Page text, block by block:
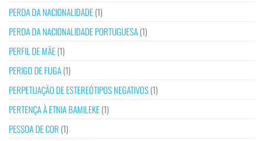
PERDA DA NACIONALIDADE(1)
PERDA DA NACIONALIDADE PORTUGUESA(1)
PERFIL DE MÃE(1)
PERIGO DE FUGA(1)
PERPETUAÇÃO DE ESTEREÓTIPOS NEGATIVOS(1)
PERTENÇA À ETNIA BAMILEKE(1)
PESSOA DE COR (1)